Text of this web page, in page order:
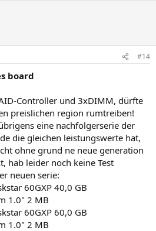
#14
board
Controller und 3xDIMM, dürfte
preislichen region rumtreiben!
eine nachfolgerserie der
die gleichen leistungswerte hat,
ohne grund ne neue generation
hab leider noch keine Test
neuen serie:
60GXP 40,0 GB
1.0" 2 MB
60GXP 60,0 GB
1.0" 2 MB